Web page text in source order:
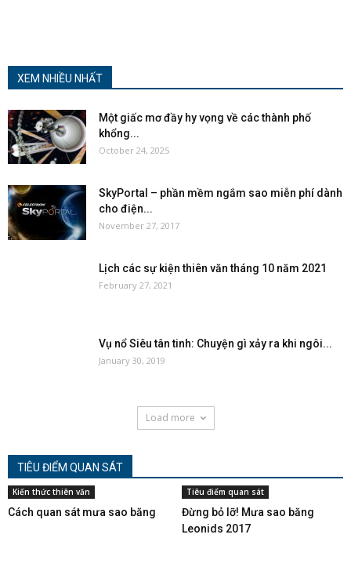
XEM NHIỀU NHẤT
Một giấc mơ đầy hy vọng về các thành phố
khổng...
October 24, 2025
SkyPortal – phần mềm ngắm sao miễn phí dành
cho điện...
November 27, 2017
Lịch các sự kiện thiên văn tháng 10 năm 2021
February 27, 2021
Vụ nổ Siêu tân tinh: Chuyện gì xảy ra khi ngôi...
January 30, 2019
Load more
TIÊU ĐIỂM QUAN SÁT
Kiến thức thiên văn
Cách quan sát mưa sao băng
Tiêu điểm quan sát
Đừng bỏ lỡ! Mưa sao băng
Leonids 2017